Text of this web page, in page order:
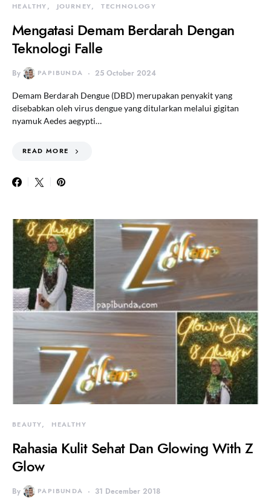
HEALTHY JOURNEY TECHNOLOGY
Mengatasi Demam Berdarah Dengan
Teknologi Falle
By PAPIBUNDA 25 October 2024
Demam Berdarah Dengue (DBD) merupakan penyakit yang
disebabkan oleh virus dengue yang ditularkan melalui gigitan
nyamuk Aedes aegypti…
READ MORE
BEAUTY HEALTHY
Rahasia Kulit Sehat Dan Glowing With Z
Glow
By PAPIBUNDA 31 December 2018